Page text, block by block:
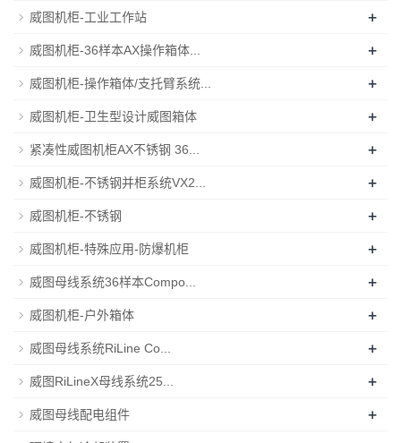
威图机柜-工业工作站 +
威图机柜-36样本AX操作箱体... +
威图机柜-操作箱体/支托臂系统... +
威图机柜-卫生型设计威图箱体 +
紧凑性威图机柜AX不锈钢 36... +
威图机柜-不锈钢并柜系统VX2... +
威图机柜-不锈钢 +
威图机柜-特殊应用-防爆机柜 +
威图母线系统36样本Compo... +
威图机柜-户外箱体 +
威图母线系统RiLine Co... +
威图RiLineX母线系统25... +
威图母线配电组件 +